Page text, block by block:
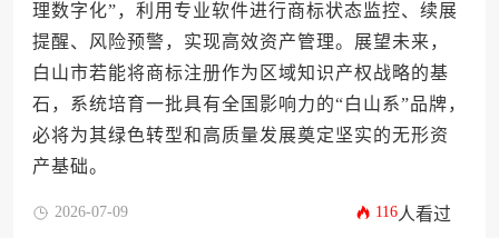
理数字化”，利用专业软件进行商标状态监控、续展
提醒、风险预警，实现高效资产管理。展望未来，
白山市若能将商标注册作为区域知识产权战略的基
石，系统培育一批具有全国影响力的“白山系”品牌，
必将为其绿色转型和高质量发展奠定坚实的无形资
产基础。
2026-07-09 116人看过